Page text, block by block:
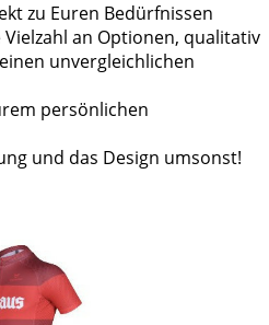
zu Euren Bedürfnissen
an Optionen, qualitativ
unvergleichlichen
persönlichen
und das Design umsonst!